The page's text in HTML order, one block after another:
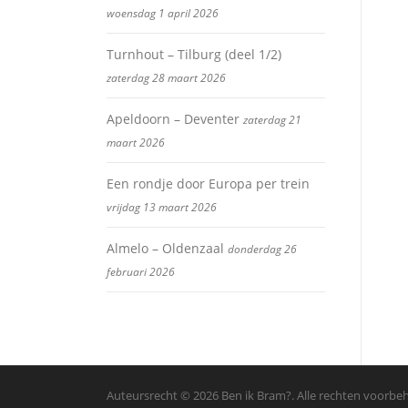
woensdag 1 april 2026
Turnhout – Tilburg (deel 1/2)
zaterdag 28 maart 2026
Apeldoorn – Deventer zaterdag 21
maart 2026
Een rondje door Europa per trein
vrijdag 13 maart 2026
Almelo – Oldenzaal donderdag 26
februari 2026
Auteursrecht © 2026 Ben ik Bram?. Alle rechten